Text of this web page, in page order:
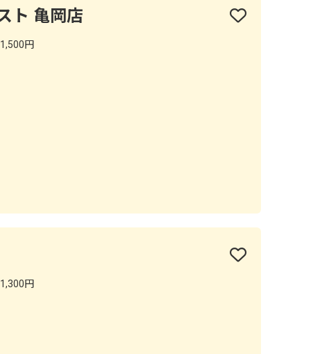
ト 亀岡店
円
円